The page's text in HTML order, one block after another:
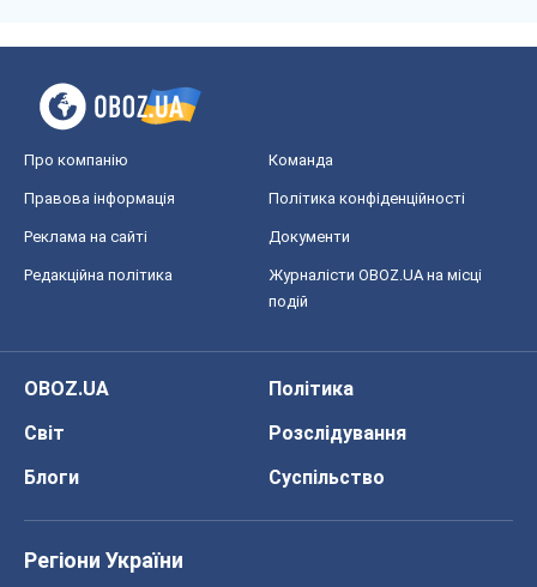
Про компанію Команда
Правова інформація Політика конфіденційності
Реклама на сайті Документи
Редакційна політика
Журналісти OBOZ.UA на місці
подій
OBOZ.UA
Політика
Світ
Розслідування
Блоги
Суспільство
Регіони України